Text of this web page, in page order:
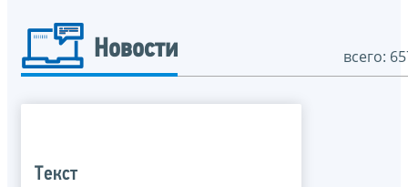
Новости всего:
Текст